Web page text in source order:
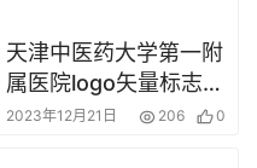
天津中医药大学第一附
属医院logo矢量标志素
材
2023年12月21日 206 0